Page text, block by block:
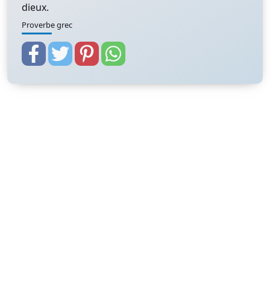
dieux.
Proverbe grec